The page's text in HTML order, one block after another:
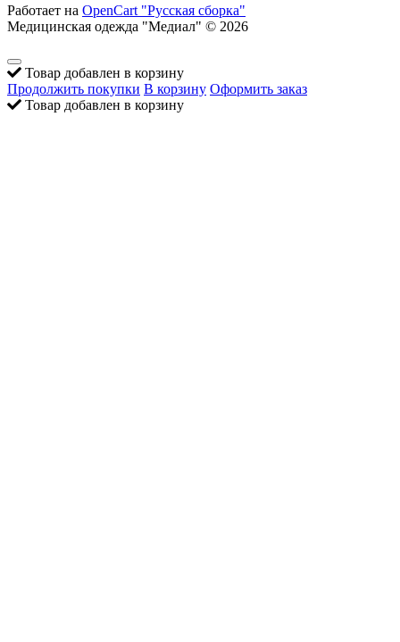
Работает на OpenCart "Русская сборка"
Медицинская одежда "Медиал" © 2026
Товар добавлен в корзину
Продолжить покупки В корзину Оформить заказ
Товар добавлен в корзину